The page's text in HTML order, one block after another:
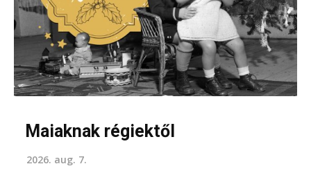
Maiaknak régiektől
2026. aug. 7.